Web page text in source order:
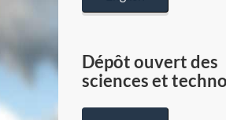
Dépôt ouvert des
sciences et